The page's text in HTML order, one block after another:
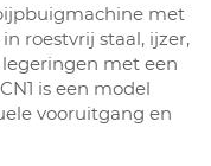
met
roestvrij staal, ijzer,
met een
is een model
vooruitgang en